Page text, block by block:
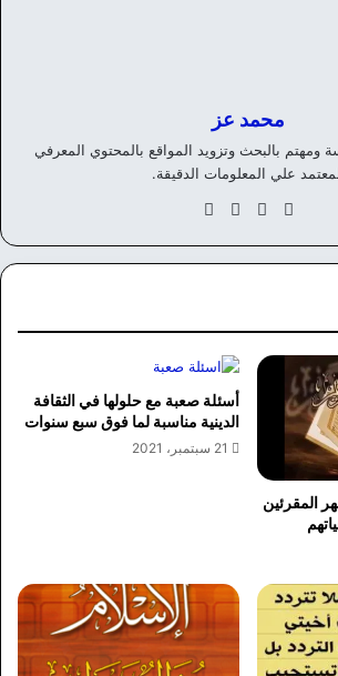
محمد عز
ومهتم بالبحث وتزويد المواقع بالمحتوي المعرفي
علي المعلومات الدقيقة.
موق
الوي
في
وك
‫X
ام
المقرئين
أسئلة صعبة مع حلولها في الثقافة
الدينية مناسبة لما فوق سبع سنوات
21 سبتمبر، 2021